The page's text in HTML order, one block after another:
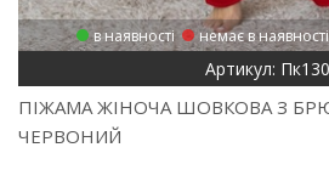
в наявності немає в наявності
Артикул:
ПІЖАМА ЖІНОЧА ШОВКОВА З
ЧЕРВОНИЙ